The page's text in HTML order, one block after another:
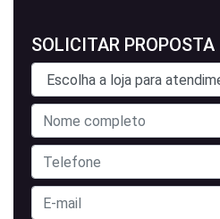
SOLICITAR PROPOSTA